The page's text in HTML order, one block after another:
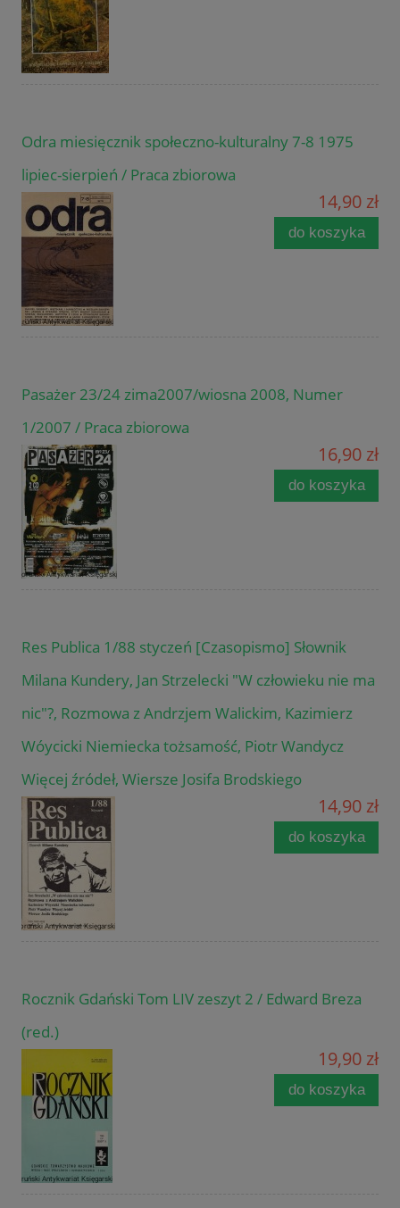
Odra miesięcznik społeczno-kulturalny 7-8 1975
lipiec-sierpień / Praca zbiorowa
14,90 zł
do koszyka
Pasażer 23/24 zima2007/wiosna 2008, Numer
1/2007 / Praca zbiorowa
16,90 zł
do koszyka
Res Publica 1/88 styczeń [Czasopismo] Słownik
Milana Kundery, Jan Strzelecki "W człowieku nie ma
nic"?, Rozmowa z Andrzjem Walickim, Kazimierz
Wóycicki Niemiecka tożsamość, Piotr Wandycz
Więcej źródeł, Wiersze Josifa Brodskiego
14,90 zł
do koszyka
Rocznik Gdański Tom LIV zeszyt 2 / Edward Breza
(red.)
19,90 zł
do koszyka